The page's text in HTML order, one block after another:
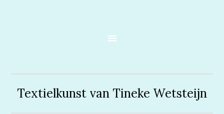
Textielkunst van Tineke Wetsteijn